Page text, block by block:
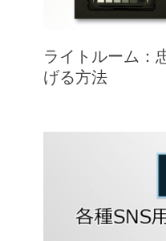
ライトルーム：
げる方法